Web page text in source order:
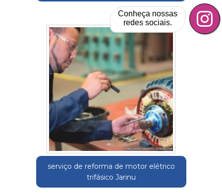
serviço de reforma de motor elétrico
trifásico Jarinu
Conheça nossas
redes sociais.